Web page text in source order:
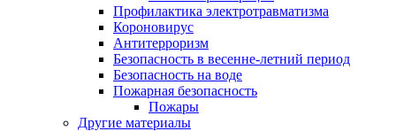
Профилактика электротравматизма
Короновирус
Антитерроризм
Безопасность в весенне-летний период
Безопасность на воде
Пожарная безопасность
Пожары
Другие материалы